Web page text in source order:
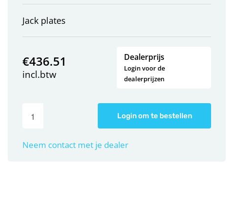
Jack plates
€436.51
incl.btw
Dealerprijs
Login voor de
dealerprijzen
Login om te bestellen
Neem contact met je dealer